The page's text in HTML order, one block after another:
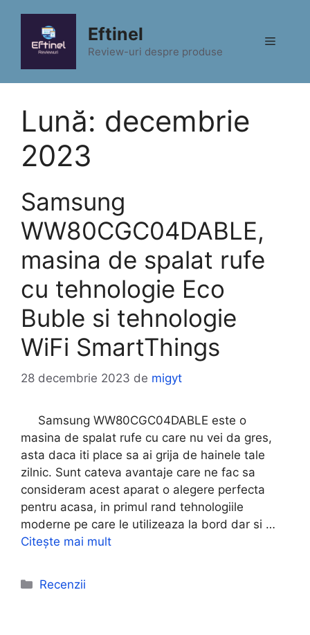
conținut
Eftinel
Review-uri despre produse
Meniu
Lună: decembrie
2023
Samsung
WW80CGC04DABLE,
masina de spalat rufe
cu tehnologie Eco
Buble si tehnologie
WiFi SmartThings
28 decembrie 2023 de migyt
Samsung WW80CGC04DABLE este o
masina de spalat rufe cu care nu vei da gres,
asta daca iti place sa ai grija de hainele tale
zilnic. Sunt cateva avantaje care ne fac sa
consideram acest aparat o alegere perfecta
pentru acasa, in primul rand tehnologiile
moderne pe care le utilizeaza la bord dar si …
Citește mai mult
Categorii
Recenzii